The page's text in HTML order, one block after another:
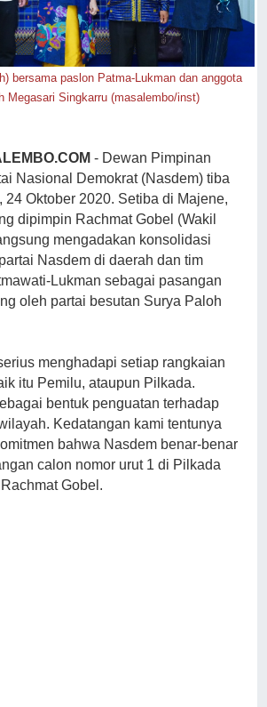
bersama paslon Patma-Lukman dan anggota
Megasari Singkarru (masalembo/inst)
- Dewan Pimpinan
Nasional Demokrat (Nasdem) tiba
24 Oktober 2020. Setiba di Majene,
dipimpin Rachmat Gobel (Wakil
mengadakan konsolidasi
Nasdem di daerah dan tim
Lukman sebagai pasangan
oleh partai besutan Surya Paloh
menghadapi setiap rangkaian
itu Pemilu, ataupun Pilkada.
bentuk penguatan terhadap
Kedatangan kami tentunya
bahwa Nasdem benar-benar
calon nomor urut 1 di Pilkada
Gobel.